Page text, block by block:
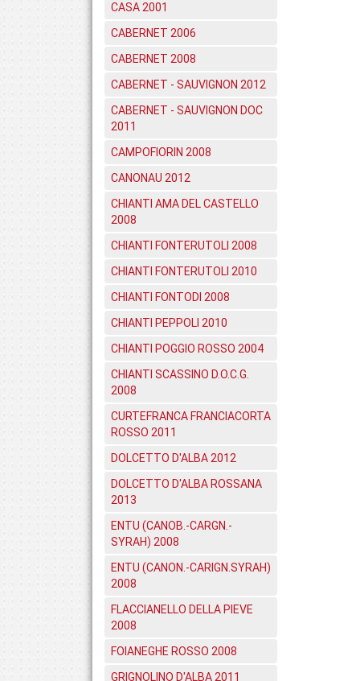
CASA 2001
CABERNET 2006
CABERNET 2008
CABERNET - SAUVIGNON 2012
CABERNET - SAUVIGNON DOC
2011
CAMPOFIORIN 2008
CANONAU 2012
CHIANTI AMA DEL CASTELLO
2008
CHIANTI FONTERUTOLI 2008
CHIANTI FONTERUTOLI 2010
CHIANTI FONTODI 2008
CHIANTI PEPPOLI 2010
CHIANTI POGGIO ROSSO 2004
CHIANTI SCASSINO D.O.C.G.
2008
CURTEFRANCA FRANCIACORTA
ROSSO 2011
DOLCETTO D'ALBA 2012
DOLCETTO D'ALBA ROSSANA
2013
ENTU (CANOB.-CARGN.-
SYRAH) 2008
ENTU (CANON.-CARIGN.SYRAH)
2008
FLACCIANELLO DELLA PIEVE
2008
FOIANEGHE ROSSO 2008
GRIGNOLINO D'ALBA 2011